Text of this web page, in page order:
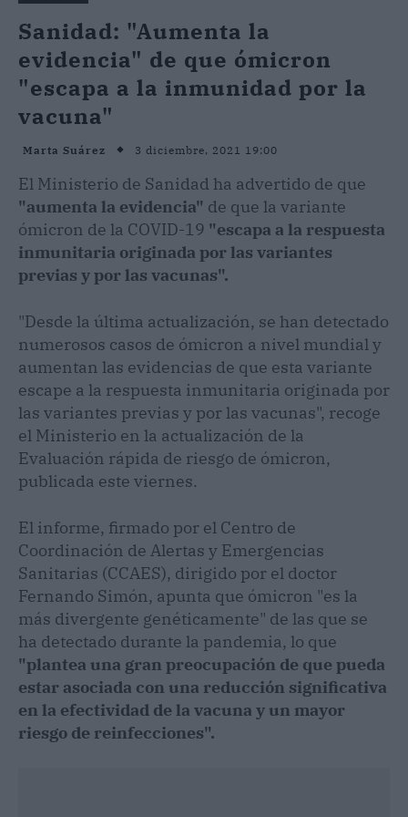
Sanidad: "Aumenta la
evidencia" de que ómicron
"escapa a la inmunidad por la
vacuna"
Marta Suárez 3 diciembre, 2021 19:00
El Ministerio de Sanidad ha advertido de que
"aumenta la evidencia" de que la variante
ómicron de la COVID-19 "escapa a la respuesta
inmunitaria originada por las variantes
previas y por las vacunas".
"Desde la última actualización, se han detectado
numerosos casos de ómicron a nivel mundial y
aumentan las evidencias de que esta variante
escape a la respuesta inmunitaria originada por
las variantes previas y por las vacunas", recoge
el Ministerio en la actualización de la
Evaluación rápida de riesgo de ómicron,
publicada este viernes.
El informe, firmado por el Centro de
Coordinación de Alertas y Emergencias
Sanitarias (CCAES), dirigido por el doctor
Fernando Simón, apunta que ómicron "es la
más divergente genéticamente" de las que se
ha detectado durante la pandemia, lo que
"plantea una gran preocupación de que pueda
estar asociada con una reducción significativa
en la efectividad de la vacuna y un mayor
riesgo de reinfecciones".